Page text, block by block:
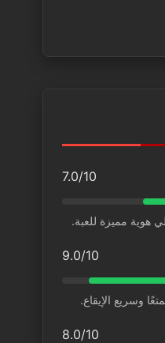
7.0/10
هوية مميزة للعبة.
9.0/10
وسريع الإيقاع.
8.0/10